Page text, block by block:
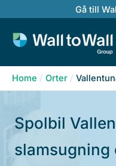
content
Gå till
Home Orter
Spolbil
slamsugning